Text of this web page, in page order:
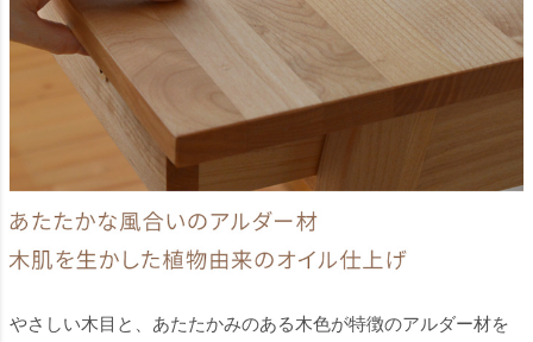
やさしい木目と、あたたかみのある木色が特徴のアルダー材を